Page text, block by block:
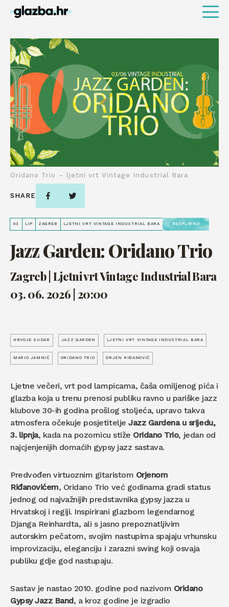
03 LIP ZAGREB LJETNI VRT VINTAGE INDUSTRIAL BARA BESPLATNO
Jazz Garden: Oridano Trio
Zagreb | Ljetni vrt Vintage Industrial Bara
03. 06. 2026 | 20:00
Oridano Trio – ljetni vrt Vintage Industrial Bara
SHARE
HRVOJE SUDAR JAZZ GARDEN LJETNI VRT VINTAGE INDUSTRIAL BARA
MARIO JAMNIĆ ORIDANO TRIO ORJEN RIĐANOVIĆ
Ljetne večeri, vrt pod lampicama, čaša omiljenog pića i
glazba koja u trenu prenosi publiku ravno u pariške jazz
klubove 30-ih godina prošlog stoljeća, upravo takva
atmosfera očekuje posjetiteljeJazz Gardena u srijedu,
3. lipnja, kada na pozornicu stiže Oridano Trio, jedan od
najcjenjenijih domaćih gypsy jazz sastava.
Predvođen virtuoznim gitaristom Orjenom
Riđanovićem, Oridano Trio već godinama gradi status
jednog od najvažnijih predstavnika gypsy jazza u
Hrvatskoj i regiji. Inspirirani glazbom legendarnog
Djanga Reinhardta, ali s jasno prepoznatljivim
autorskim pečatom, svojim nastupima spajaju vrhunsku
improvizaciju, eleganciju i zarazni swing koji osvaja
publiku gdje god nastupaju.
Sastav je nastao 2010. godine pod nazivom Oridano
Gypsy Jazz Band, a kroz godine je izgradio